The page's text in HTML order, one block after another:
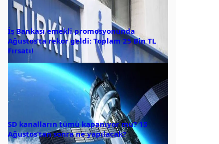
İş Bankası emekli promosyonunda
Ağustos’ta rekor geldi: Toplam 25 Bin TL
Fırsatı!
SD kanalların tümü kapanıyor mu? 15
Ağustos’tan sonra ne yapılacak?